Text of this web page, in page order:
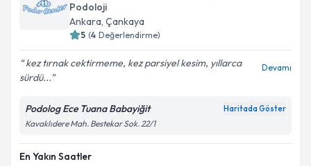
Podoloji
Ankara, Çankaya
5 (4 Değerlendirme)
kez tırnak cektirmeme, kez parsiyel kesim, yıllarca
sürdü...
Devamı
Podolog Ece Tuana Babayiğit Haritada Göster
Kavaklıdere Mah. Bestekar Sok. 22/1
En Yakın Saatler